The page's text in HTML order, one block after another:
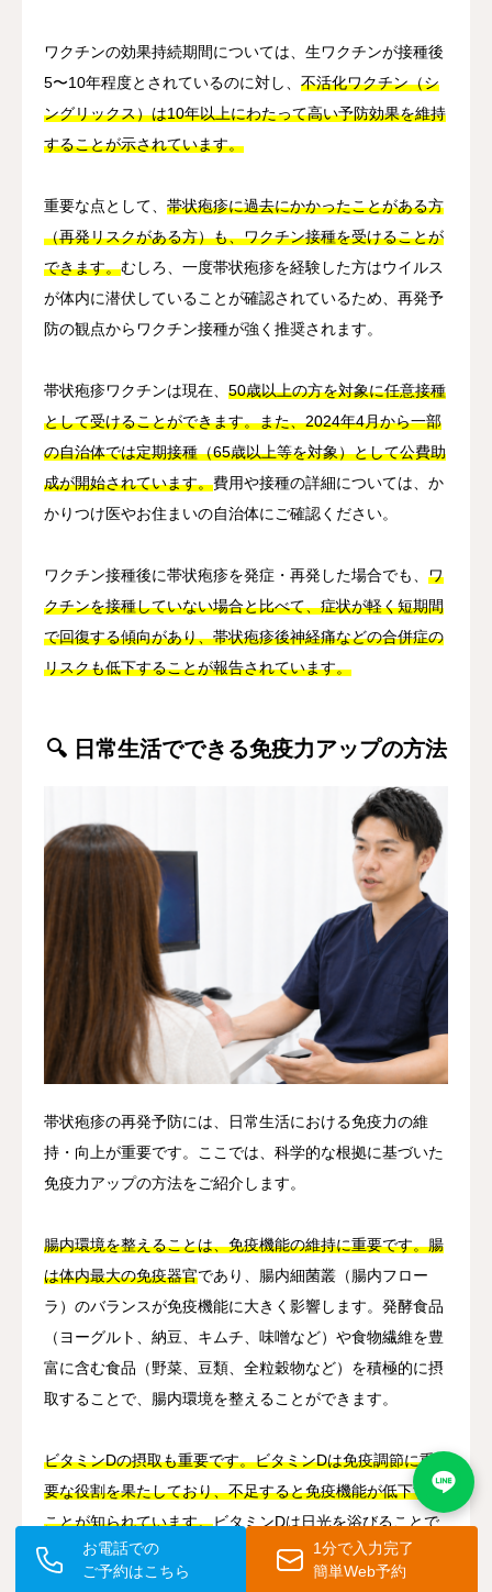
ワクチンの効果持続期間については、生ワクチンが接種後
5〜10年程度とされているのに対し、 不活化ワクチン（シ
ングリックス）は10年以上にわたって高い予防効果を維持
することが示されています。
重要な点として、 帯状疱疹に過去にかかったことがある方
（再発リスクがある方）も、ワクチン接種を受けることが
できます。むしろ、一度帯状疱疹を経験した方はウイルス
が体内に潜伏していることが確認されているため、再発予
防の観点からワクチン接種が強く推奨されます。
帯状疱疹ワクチンは現在、 50歳以上の方を対象に任意接種
として受けることができます。また、2024年4月から一部
の自治体では定期接種（65歳以上等を対象）として公費助
成が開始されています。費用や接種の詳細については、か
かりつけ医やお住まいの自治体にご確認ください。
ワクチン接種後に帯状疱疹を発症・再発した場合でも、 ワ
クチンを接種していない場合と比べて、症状が軽く短期間
で回復する傾向があり、帯状疱疹後神経痛などの合併症の
リスクも低下することが報告されています。
🔍 日常生活でできる免疫力アップの方法
帯状疱疹の再発予防には、日常生活における免疫力の維
持・向上が重要です。ここでは、科学的な根拠に基づいた
免疫力アップの方法をご紹介します。
腸内環境を整えることは、免疫機能の維持に重要です。腸
は体内最大の免疫器官であり、腸内細菌叢（腸内フロー
ラ）のバランスが免疫機能に大きく影響します。発酵食品
（ヨーグルト、納豆、キムチ、味噌など）や食物繊維を豊
富に含む食品（野菜、豆類、全粒穀物など）を積極的に摂
取することで、腸内環境を整えることができます。
ビタミンDの摂取も重要です。ビタミンDは免疫調節に重
要な役割を果たしており、不足すると免疫機能が低下する
ことが知られています。ビタミンDは日光を浴びることで
皮膚で合成されるほか、鮭やイワシなどの脂肪分の多い
魚、卵黄、きのこ類にも含まれています。日照時間が短い
お電話での
ご予約はこちら
1分で入力完了
簡単Web予約